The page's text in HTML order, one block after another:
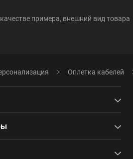
примера, внешний вид товара
Оплетка кабелей